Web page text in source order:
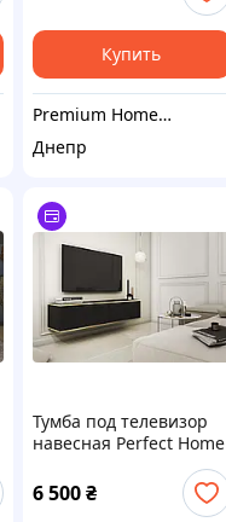
Купить
Premium Home Decor
Днепр
Тумба под телевизор
навесная Perfect Home
RTV135 MDF Черный
(PFH-091355)
6 500 ₴